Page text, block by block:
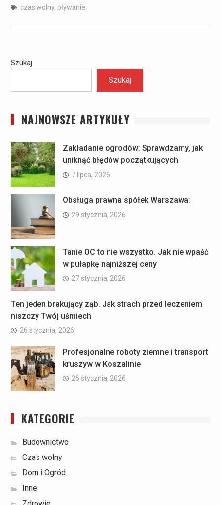
czas wolny, pływanie
Szukaj
Szukaj
NAJNOWSZE ARTYKUŁY
Zakładanie ogrodów: Sprawdzamy, jak
uniknąć błędów początkujących
7 lipca, 2026
Obsługa prawna spółek Warszawa:
29 stycznia, 2026
Tanie OC to nie wszystko. Jak nie wpaść
w pułapkę najniższej ceny
27 stycznia, 2026
Ten jeden brakujący ząb. Jak strach przed leczeniem
niszczy Twój uśmiech
26 stycznia, 2026
Profesjonalne roboty ziemne i transport
kruszyw w Koszalinie
26 stycznia, 2026
KATEGORIE
Budownictwo
Czas wolny
Dom i Ogród
Inne
Zdrowie